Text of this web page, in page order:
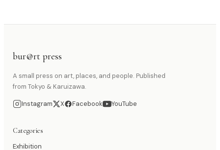
bur@rt press
A small press on art, places, and people. Published
from Tokyo & Karuizawa.
Instagram X Facebook YouTube
Categories
Exhibition